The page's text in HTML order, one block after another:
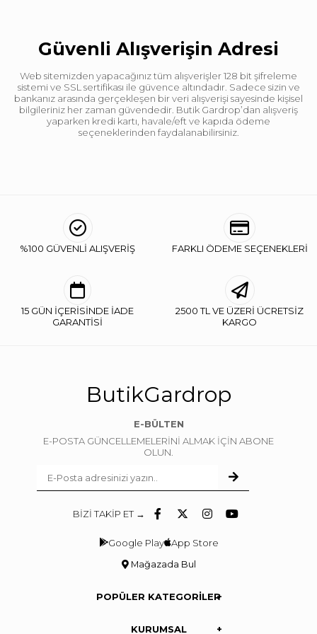
Güvenli Alışverişin Adresi
Web sitemizden yapacağınız tüm alışverişler 128 bit şifreleme
sistemi ve SSL sertifikası ile güvence altındadır. Sadece sizin ve
bankanız arasında gerçekleşen bir veri alışverişi sayesinde kişisel
bilgileriniz her zaman güvendedir. Butik Gardrop’dan alışveriş
yaparken kredi kartı, havale/eft ve kapıda ödeme
seçeneklerinden faydalanabilirsiniz.
%100 GÜVENLİ ALIŞVERİŞ FARKLI ÖDEME SEÇENEKLERİ
15 GÜN İÇERİSİNDE İADE
GARANTİSİ
2500 TL VE ÜZERİ ÜCRETSİZ
KARGO
ButikGardrop
E-BÜLTEN
E-POSTA GÜNCELLEMELERİNİ ALMAK İÇİN ABONE
OLUN.
BİZİ TAKİP ET →
Google Play App Store
Mağazada Bul
POPÜLER KATEGORİLER
KURUMSAL